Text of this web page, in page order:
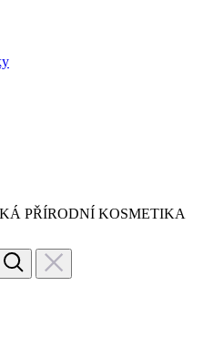
PŘÍRODNÍ KOSMETIKA